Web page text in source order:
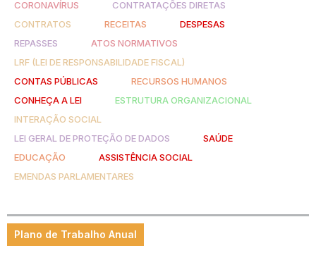
CORONAVÍRUS
CONTRATAÇÕES DIRETAS
CONTRATOS
RECEITAS
DESPESAS
REPASSES
ATOS NORMATIVOS
LRF (LEI DE RESPONSABILIDADE FISCAL)
CONTAS PÚBLICAS
RECURSOS HUMANOS
CONHEÇA A LEI
ESTRUTURA ORGANIZACIONAL
INTERAÇÃO SOCIAL
LEI GERAL DE PROTEÇÃO DE DADOS
SAÚDE
EDUCAÇÃO
ASSISTÊNCIA SOCIAL
EMENDAS PARLAMENTARES
Plano de Trabalho Anual